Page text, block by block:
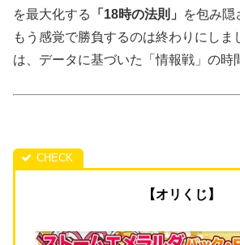
を最大化する
「18時の法則」
を包み隠
もう感覚で勝負するのは終わりにしま
は、データに基づいた「情報戦」の時
【オリくじ】